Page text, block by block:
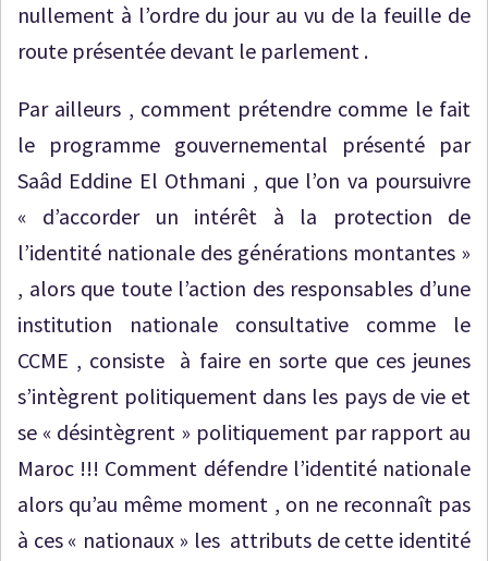
nullement à l’ordre du jour au vu de la feuille de
route présentée devant le parlement .
Par ailleurs , comment prétendre comme le fait
le programme gouvernemental présenté par
Saâd Eddine El Othmani , que l’on va poursuivre
« d’accorder un intérêt à la protection de
l’identité nationale des générations montantes »
, alors que toute l’action des responsables d’une
institution nationale consultative comme le
CCME , consiste à faire en sorte que ces jeunes
s’intègrent politiquement dans les pays de vie et
se « désintègrent » politiquement par rapport au
Maroc !!! Comment défendre l’identité nationale
alors qu’au même moment , on ne reconnaît pas
à ces « nationaux » les attributs de cette identité